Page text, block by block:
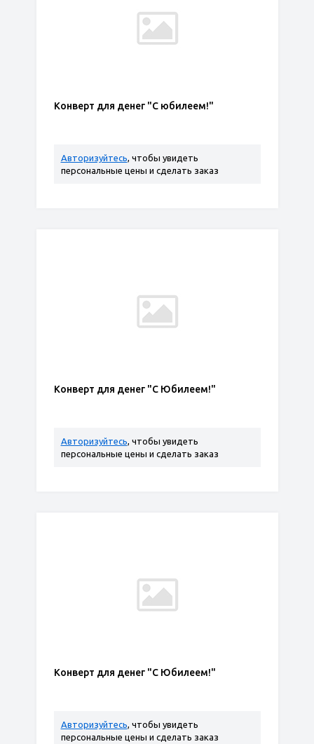
Конверт для денег "С юбилеем!"
Авторизуйтесь, чтобы увидеть
персональные цены и сделать заказ
Конверт для денег "С Юбилеем!"
Авторизуйтесь, чтобы увидеть
персональные цены и сделать заказ
Конверт для денег "С Юбилеем!"
Авторизуйтесь, чтобы увидеть
персональные цены и сделать заказ